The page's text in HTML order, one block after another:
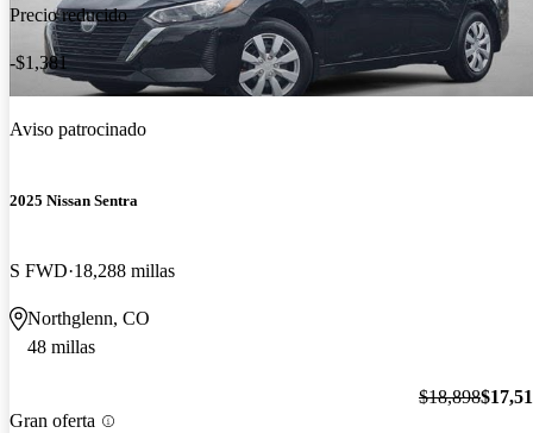
Precio reducido
-$1,381
Aviso patrocinado
2025 Nissan Sentra
S FWD 18,288 millas
Northglenn, CO
48 millas
Gran oferta
$18,898